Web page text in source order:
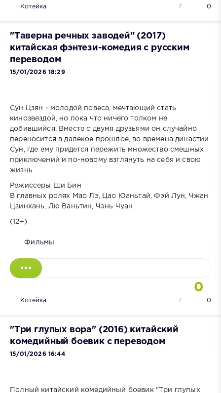
Котейка 0
7
"Таверна речных заводей" (2017)
китайская фэнтези-комедия с русским
переводом
15/01/2026 18:29
Сун Цзян - молодой повеса, мечтающий стать
кинозвездой, но пока что ничего толком не
добившийся. Вместе с двумя друзьями он случайно
переносится в далекое прошлое, во времена династии
Сун, где ему придется пережить множество смешных
приключений и по-новому взглянуть на себя и свою
жизнь
Режиссеры Ши Бин
В главных ролях Мао Лэ, Цао Юаньтай, Фэй Лун, Чжан
Цзинхань, Лю Ваньтин, Чэнь Чуан
(12+)
Фильмы
0
Котейка 0
7
"Три глупых вора" (2016) китайский
комедийный боевик с переводом
15/01/2026 16:44
Полный китайский комедийный боевик "Три глупых